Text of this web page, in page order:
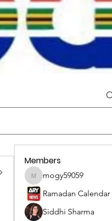
Members
mogy59059
mogy59059
Ramadan Calendar
Siddhi Sharma